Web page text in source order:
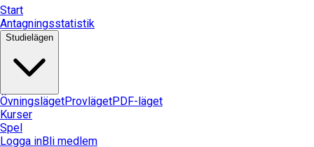
Start
Antagningsstatistik
Studielägen
ÖvningslägetProvlägetPDF-läget
Kurser
Spel
Logga inBli medlem